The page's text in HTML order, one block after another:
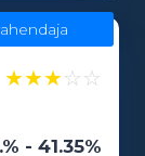
★★★☆☆
- 41.35%